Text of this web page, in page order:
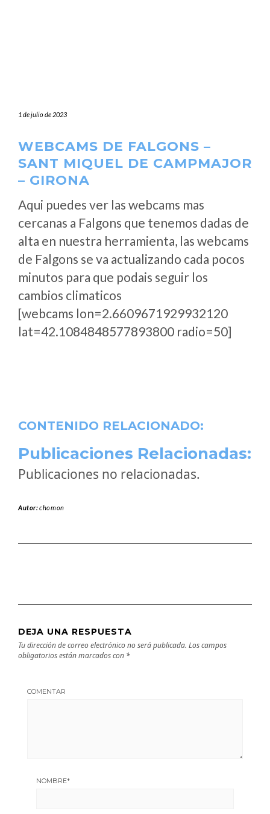
1 de julio de 2023
WEBCAMS DE FALGONS –
SANT MIQUEL DE CAMPMAJOR
– GIRONA
Aqui puedes ver las webcams mas
cercanas a Falgons que tenemos dadas de
alta en nuestra herramienta, las webcams
de Falgons se va actualizando cada pocos
minutos para que podais seguir los
cambios climaticos
[webcams lon=2.6609671929932120
lat=42.1084848577893800 radio=50]
CONTENIDO RELACIONADO:
Publicaciones Relacionadas:
Publicaciones no relacionadas.
Autor:chomon
DEJA UNA RESPUESTA
Tu dirección de correo electrónico no será publicada. Los campos
obligatorios están marcados con *
COMENTAR
NOMBRE*